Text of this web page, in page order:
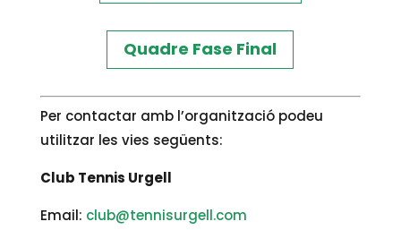
Quadre Fase Final
Per contactar amb l’organització podeu
utilitzar les vies següents:
Club Tennis Urgell
Email: club@tennisurgell.com